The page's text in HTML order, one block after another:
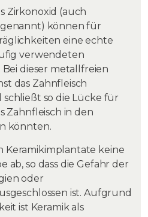
Zirkonoxid (auch
können für
eine echte
verwendeten
dieser metallfreien
das Zahnfleisch
so die Lücke für
Zahnfleisch in den
könnten.
Keramikimplantate keine
ab, so dass die Gefahr der
oder
ist. Aufgrund
ist Keramik als